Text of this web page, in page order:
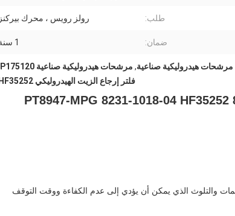
طلب: رولز رويس ، محرك بيركنز
ضمان: 1 سنة
, مرشحات هيدروليكية صناعية P175120
فلتر إرجاع الزيت الهيدروليكي HF35252
فلتر زيت إرجاع الزيت الهيدروليكي 8231101804 PT8947-MPG 8231-1018-04 HF35252